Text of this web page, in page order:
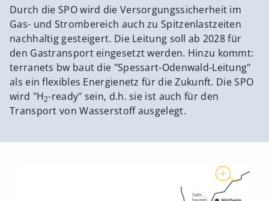
Durch die SPO wird die Versorgungssicherheit im
Gas- und Strombereich auch zu Spitzenlastzeiten
nachhaltig gesteigert. Die Leitung soll ab 2028 für
den Gastransport eingesetzt werden. Hinzu kommt:
terranets bw baut die "Spessart-Odenwald-Leitung"
als ein flexibles Energienetz für die Zukunft. Die SPO
wird "H2-ready" sein, d.h. sie ist auch für den
Transport von Wasserstoff ausgelegt.